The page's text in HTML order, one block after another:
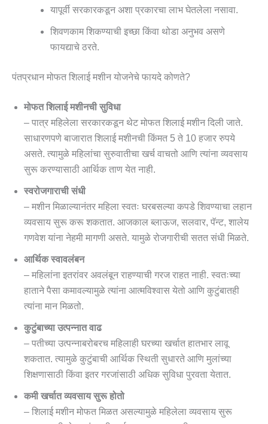
यापूर्वी सरकारकडून अशा प्रकारचा लाभ घेतलेला नसावा.
शिवणकाम शिकण्याची इच्छा किंवा थोडा अनुभव असणे
फायद्याचे ठरते.
पंतप्रधान मोफत शिलाई मशीन योजनेचे फायदे कोणते?
मोफत शिलाई मशीनची सुविधा
– पात्र महिलेला सरकारकडून थेट मोफत शिलाई मशीन दिली जाते.
साधारणपणे बाजारात शिलाई मशीनची किंमत 5 ते 10 हजार रुपये
असते. त्यामुळे महिलांचा सुरुवातीचा खर्च वाचतो आणि त्यांना व्यवसाय
सुरू करण्यासाठी आर्थिक ताण येत नाही.
स्वरोजगाराची संधी
– मशीन मिळाल्यानंतर महिला स्वतः घरबसल्या कपडे शिवण्याचा लहान
व्यवसाय सुरू करू शकतात. आजकाल ब्लाऊज, सलवार, पॅन्ट, शालेय
गणवेश यांना नेहमी मागणी असते. यामुळे रोजगारीची सतत संधी मिळते.
आर्थिक स्वावलंबन
– महिलांना इतरांवर अवलंबून राहण्याची गरज राहत नाही. स्वतःच्या
हाताने पैसा कमावल्यामुळे त्यांना आत्मविश्वास येतो आणि कुटुंबातही
त्यांना मान मिळतो.
कुटुंबाच्या उत्पन्नात वाढ
– पतीच्या उत्पन्नाबरोबरच महिलाही घरच्या खर्चात हातभार लावू
शकतात. त्यामुळे कुटुंबाची आर्थिक स्थिती सुधारते आणि मुलांच्या
शिक्षणासाठी किंवा इतर गरजांसाठी अधिक सुविधा पुरवता येतात.
कमी खर्चात व्यवसाय सुरू होतो
– शिलाई मशीन मोफत मिळत असल्यामुळे महिलेला व्यवसाय सुरू